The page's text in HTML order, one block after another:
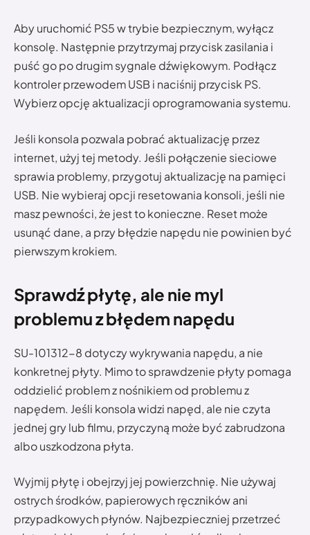
Aby uruchomić PS5 w trybie bezpiecznym, wyłącz
konsolę. Następnie przytrzymaj przycisk zasilania i
puść go po drugim sygnale dźwiękowym. Podłącz
kontroler przewodem USB i naciśnij przycisk PS.
Wybierz opcję aktualizacji oprogramowania systemu.
Jeśli konsola pozwala pobrać aktualizację przez
internet, użyj tej metody. Jeśli połączenie sieciowe
sprawia problemy, przygotuj aktualizację na pamięci
USB. Nie wybieraj opcji resetowania konsoli, jeśli nie
masz pewności, że jest to konieczne. Reset może
usunąć dane, a przy błędzie napędu nie powinien być
pierwszym krokiem.
Sprawdź płytę, ale nie myl
problemu z błędem napędu
SU-101312-8 dotyczy wykrywania napędu, a nie
konkretnej płyty. Mimo to sprawdzenie płyty pomaga
oddzielić problem z nośnikiem od problemu z
napędem. Jeśli konsola widzi napęd, ale nie czyta
jednej gry lub filmu, przyczyną może być zabrudzona
albo uszkodzona płyta.
Wyjmij płytę i obejrzyj jej powierzchnię. Nie używaj
ostrych środków, papierowych ręczników ani
przypadkowych płynów. Najbezpieczniej przetrzeć